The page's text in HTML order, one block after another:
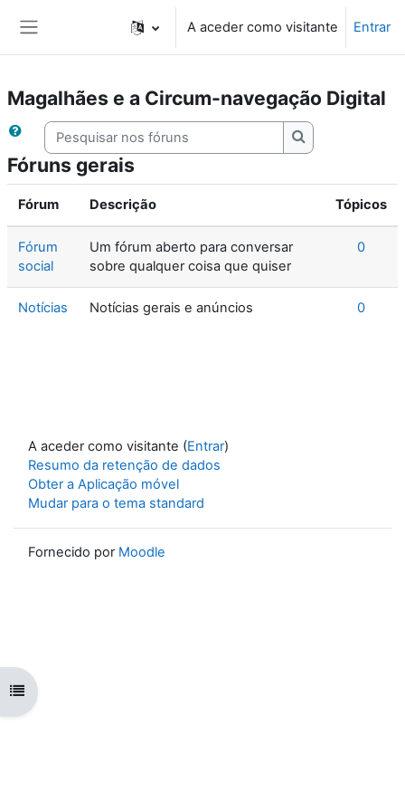
A aceder como visitante Entrar
Abrir índice da disciplina
Magalhães e a Circum-navegação Digital
Pesquisar nos fóruns
Pesquisar nos
Fóruns gerais
Fórum Descrição Tópicos
Fórum
social
Um fórum aberto para conversar
sobre qualquer coisa que quiser
0
Notícias Notícias gerais e anúncios 0
A aceder como visitante (Entrar)
Resumo da retenção de dados
Obter a Aplicação móvel
Mudar para o tema standard
Fornecido por Moodle